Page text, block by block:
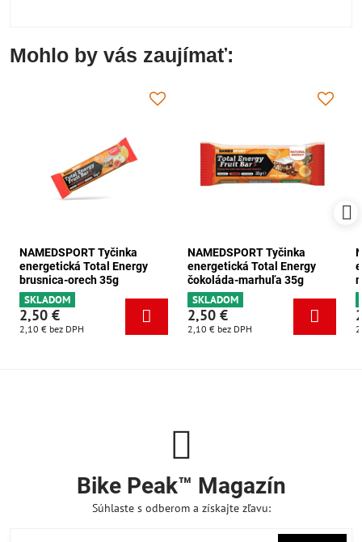
Mohlo by vás zaujímať:
NAMEDSPORT Tyčinka
energetická Total Energy
brusnica-orech 35g
SKLADOM
2,50 €
2,10 € bez DPH
NAMEDSPORT Tyčinka
energetická Total Energy
čokoláda-marhuľa 35g
SKLADOM
2,50 €
2,10 € bez DPH
Bike Peak™ Magazín
Súhlaste s odberom a získajte zľavu: